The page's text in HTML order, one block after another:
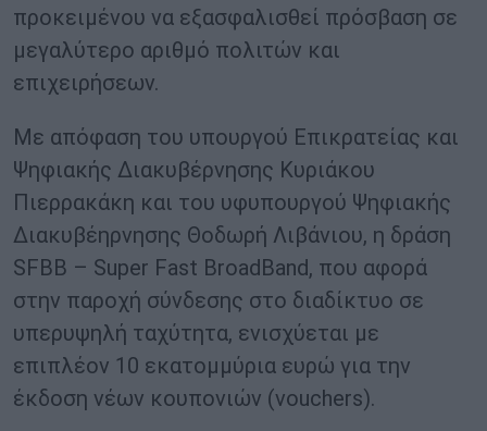
προκειμένου να εξασφαλισθεί πρόσβαση σε
μεγαλύτερο αριθμό πολιτών και
επιχειρήσεων.
Με απόφαση του υπουργού Επικρατείας και
Ψηφιακής Διακυβέρνησης Κυριάκου
Πιερρακάκη και του υφυπουργού Ψηφιακής
Διακυβέηρνησης Θοδωρή Λιβάνιου, η δράση
SFBB – Super Fast BroadBand, που αφορά
στην παροχή σύνδεσης στο διαδίκτυο σε
υπερυψηλή ταχύτητα, ενισχύεται με
επιπλέον 10 εκατομμύρια ευρώ για την
έκδοση νέων κουπονιών (vouchers).